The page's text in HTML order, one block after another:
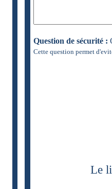
Question de sécurité :
Cette question permet
Le